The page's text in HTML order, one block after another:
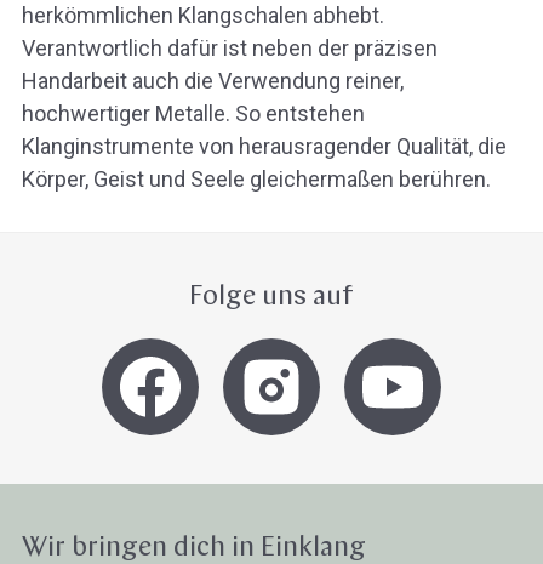
herkömmlichen Klangschalen abhebt.
Verantwortlich dafür ist neben der präzisen
Handarbeit auch die Verwendung reiner,
hochwertiger Metalle. So entstehen
Klanginstrumente von herausragender Qualität, die
Körper, Geist und Seele gleichermaßen berühren.
Folge uns auf
Wir bringen dich in Einklang